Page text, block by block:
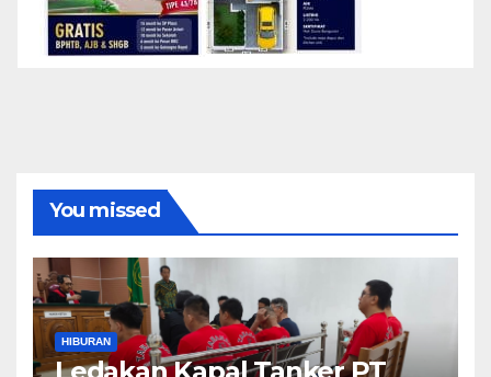
You missed
HIBURAN